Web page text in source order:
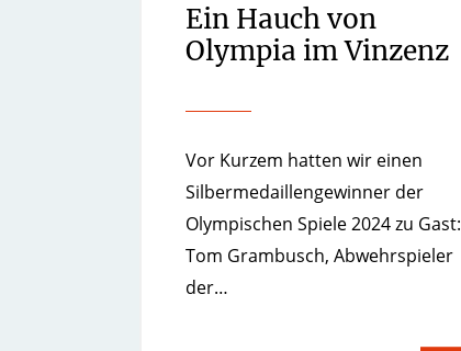
Ein Hauch von
Olympia im Vinzenz
Vor Kurzem hatten wir einen
Silbermedaillengewinner der
Olympischen Spiele 2024 zu Gast:
Tom Grambusch, Abwehrspieler
der…